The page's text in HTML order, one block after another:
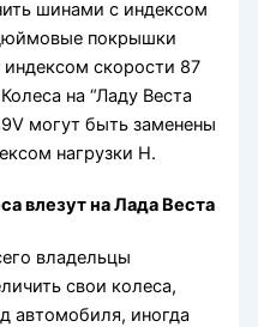
шинами с индексом
покрышки
скорости 87
на “Ладу Веста
могут быть заменены
нагрузки H.
влезут на Лада Веста
владельцы
свои колеса,
автомобиля, иногда